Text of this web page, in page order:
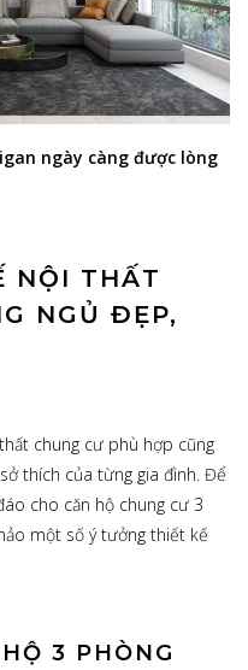
ngày càng được lòng
NỘI THẤT
NGỦ ĐẸP,
chung cư phù hợp cũng
thích của từng gia đình. Để
cho căn hộ chung cư 3
một số ý tưởng thiết kế
3 PHÒNG